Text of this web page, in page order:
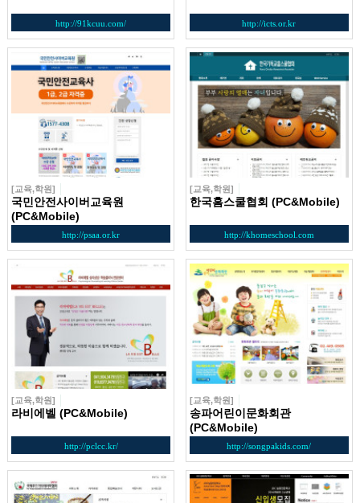
http://91kcuu.com/ http://icts.or.kr
[교육,학원]
국민안전사이버교육원
(PC&Mobile)
http://psaa.or.kr
[교육,학원]
한국홈스쿨협회 (PC&Mobile)
http://khomeschool.com
[교육,학원]
라비에벨 (PC&Mobile)
http://pclcc.kr/
[교육,학원]
송파어린이문화회관
(PC&Mobile)
http://songpakids.com/